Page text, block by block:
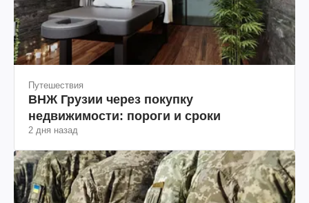
Путешествия
ВНЖ Грузии через покупку
недвижимости: пороги и сроки
2 дня назад